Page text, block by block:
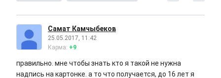
Самат Камчыбеков
25.05.2017, 11:42
Карма: +9
правильно. мне чтобы знать кто я такой не нужна
надпись на картонке. а то что получается, до 16 лет я